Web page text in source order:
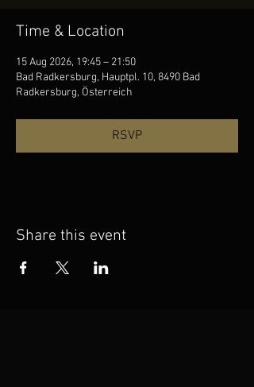
Time & Location
15 Aug 2026, 19:45 – 21:50
Bad Radkersburg, Hauptpl. 10, 8490 Bad
Radkersburg, Österreich
RSVP
Share this event